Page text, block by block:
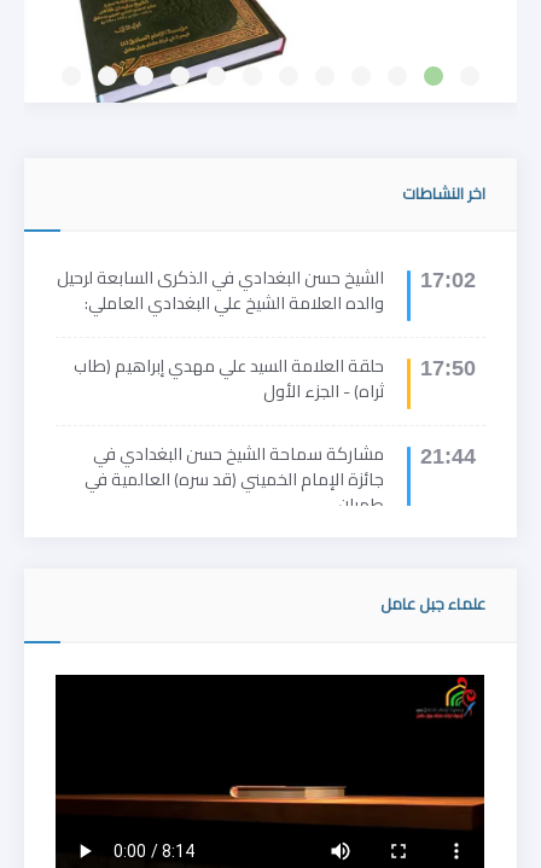
اخر النشاطات
17:02 الشيخ حسن البغدادي في الذكرى السابعة لرحيل
والده العلامة الشيخ علي البغدادي العاملي:
17:50 حلقة العلامة السيد علي مهدي إبراهيم (طاب
ثراه) - الجزء الأول
21:44 مشاركة سماحة الشيخ حسن البغدادي في
جائزة الإمام الخميني (قد سره) العالمية في
طهران
العدالة والسلام لا لمرتكبي المجازر
15:50 حلقة خاصة في الذكرى السنوية الأولى
14:47 حلقة خاصة في الذكرى السنوية الأولى
لإستشهاد سيد شهداء الأمة سماحة السيد
حسن نصر الله (رضوان الله عليه) - القسم 2
علماء جبل عامل